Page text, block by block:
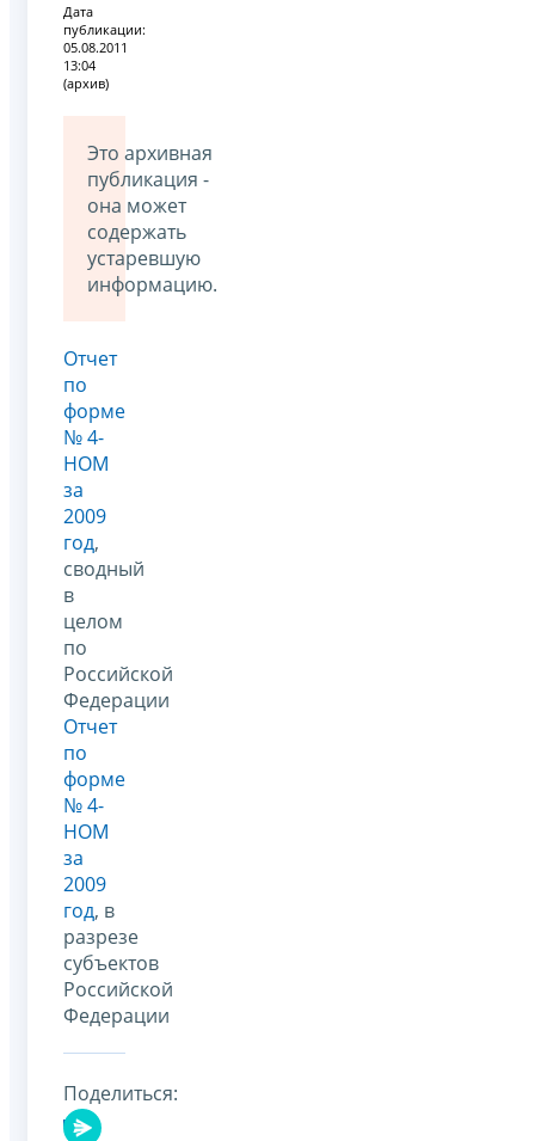
Дата
публикации:
05.08.2011
13:04
(архив)
Это архивная
публикация -
она может
содержать
устаревшую
информацию.
Отчет
по
форме
№ 4-
НОМ
за
2009
год,
сводный
в
целом
по
Российской
Федерации
Отчет
по
форме
№ 4-
НОМ
за
2009
год, в
разрезе
субъектов
Российской
Федерации
Поделиться: